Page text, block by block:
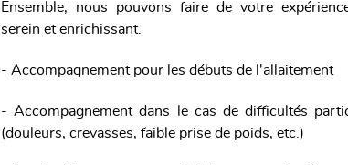
Ensemble, nous pouvons faire de votre
serein et enrichissant.
- Accompagnement pour les débuts de l'allaitement
- Accompagnement dans le cas de difficultés
(douleurs, crevasses, faible prise de poids, etc.)